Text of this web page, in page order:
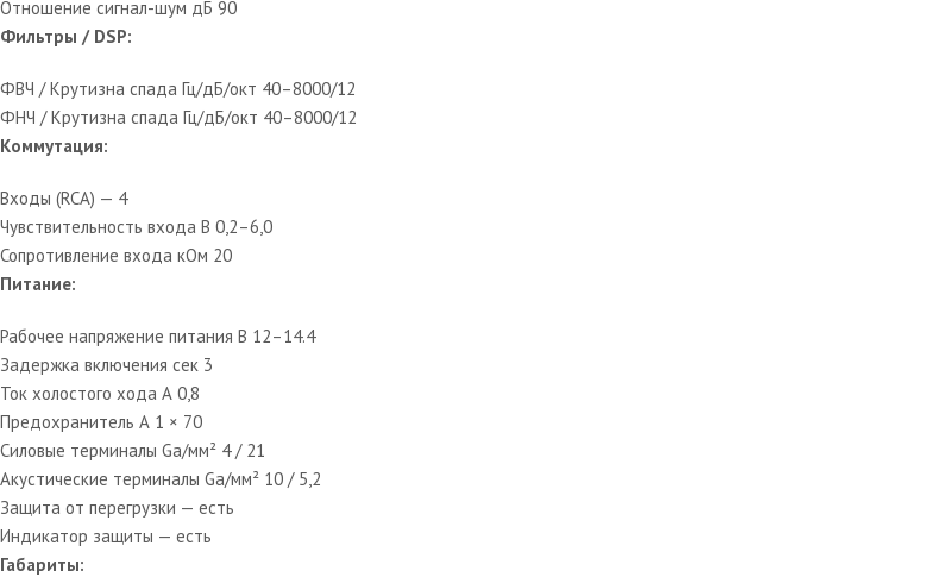
Отношение сигнал-шум дБ 90
Фильтры / DSP:
ФВЧ / Крутизна спада Гц/дБ/окт 40–8000/12
ФНЧ / Крутизна спада Гц/дБ/окт 40–8000/12
Коммутация:
Входы (RCA) — 4
Чувствительность входа В 0,2–6,0
Сопротивление входа кОм 20
Питание:
Рабочее напряжение питания В 12–14.4
Задержка включения сек 3
Ток холостого хода А 0,8
Предохранитель А 1 × 70
Силовые терминалы Ga/мм² 4 / 21
Акустические терминалы Ga/мм² 10 / 5,2
Защита от перегрузки — есть
Индикатор защиты — есть
Габариты: